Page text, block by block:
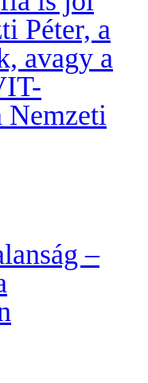
Péter, a
avagy a
Nemzeti
–